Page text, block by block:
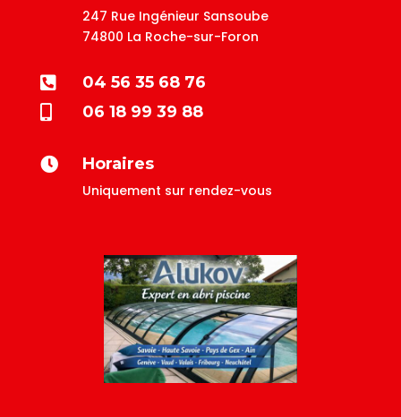
247 Rue Ingénieur Sansoube
74800 La Roche-sur-Foron
 04 56 35 68 76
 06 18 99 39 88
 Horaires
Uniquement sur rendez-vous